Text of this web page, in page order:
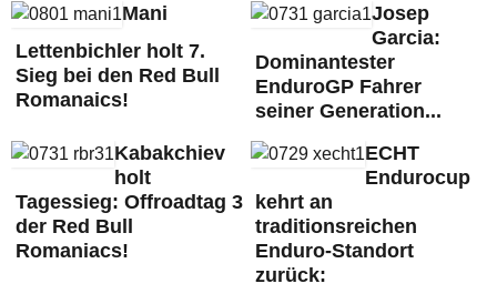
Mani
Lettenbichler holt 7.
Sieg bei den Red Bull
Romanaics!
Josep
Garcia:
Dominantester
EnduroGP Fahrer
seiner Generation...
Kabakchiev
holt
Tagessieg: Offroadtag 3
der Red Bull
Romaniacs!
ECHT
Endurocup
kehrt an
traditionsreichen
Enduro-Standort
zurück: